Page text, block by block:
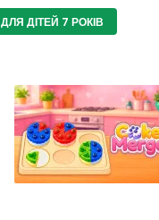
ДЛЯ ДІТЕЙ 7 РОКІВ